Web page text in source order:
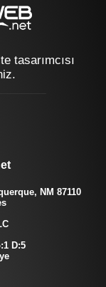
tasarımcısı
NM 87110
D:5